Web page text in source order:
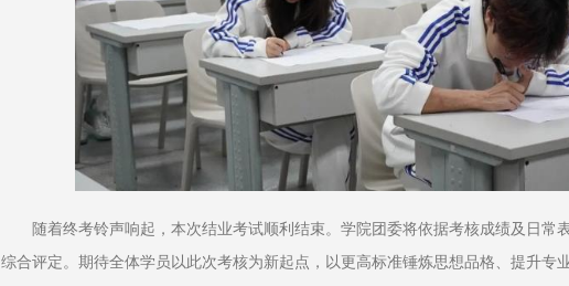
随着终考铃声响起，本次结业考试顺利结束。学院团委将依据考核成绩及日常
综合评定。期待全体学员以此次考核为新起点，以更高标准锤炼思想品格、提升专